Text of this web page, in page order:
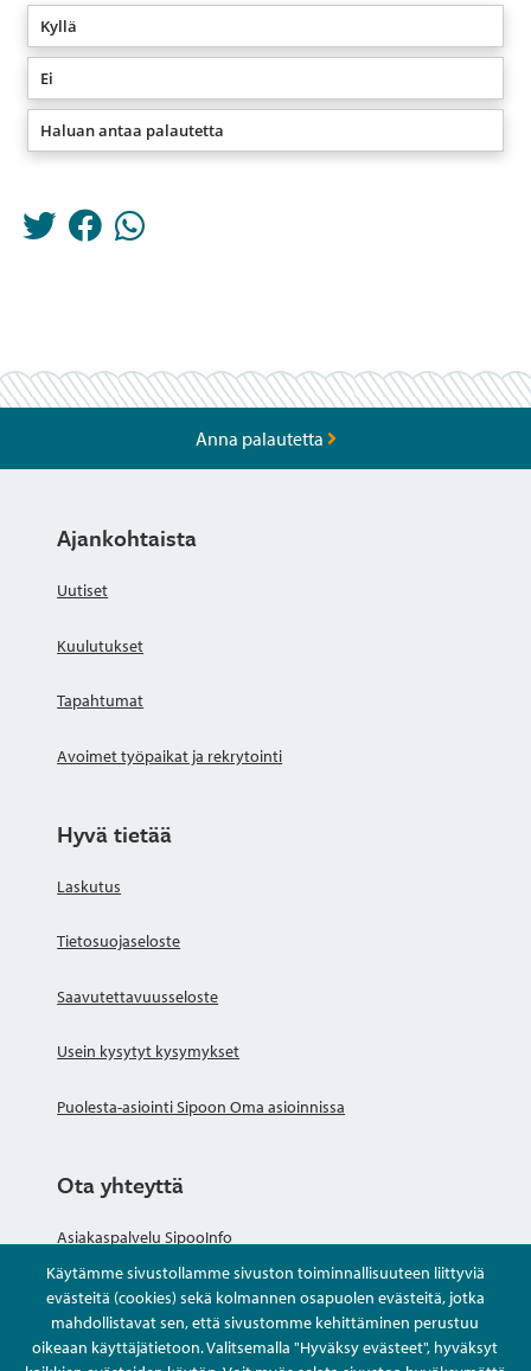
Kyllä
Ei
Haluan antaa palautetta
Käytämme sivustollamme sivuston toiminnallisuuteen liittyviä
evästeitä (cookies) sekä kolmannen osapuolen evästeitä, jotka
mahdollistavat sen, että sivustomme kehittäminen perustuu
oikeaan käyttäjätietoon. Valitsemalla "Hyväksy evästeet", hyväksyt
Anna palautetta
Ajankohtaista
Uutiset
Kuulutukset
Tapahtumat
Avoimet työpaikat ja rekrytointi
Hyvä tietää
Laskutus
Tietosuojaseloste
Saavutettavuusseloste
Usein kysytyt kysymykset
Puolesta-asiointi Sipoon Oma asioinnissa
Ota yhteyttä
Asiakaspalvelu SipooInfo
Anna palautetta nimettömästi
Kysy tai asioi